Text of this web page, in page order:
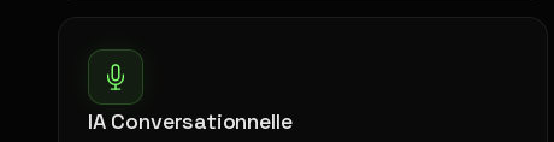
IA Conversationnelle